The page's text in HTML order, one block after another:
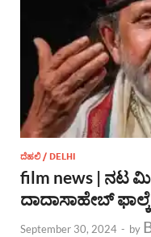
ದೆಹಲಿ / DELHI
film news | ನಟ
ದಾದಾಸಾಹೇಬ್
September 30, 2024 - by